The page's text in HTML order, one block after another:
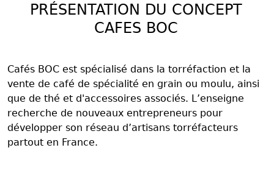
PRÉSENTATION DU CONCEPT
CAFES BOC
Cafés BOC est spécialisé dans la torréfaction et la
vente de café de spécialité en grain ou moulu, ainsi
que de thé et d'accessoires associés. L’enseigne
recherche de nouveaux entrepreneurs pour
développer son réseau d’artisans torréfacteurs
partout en France.